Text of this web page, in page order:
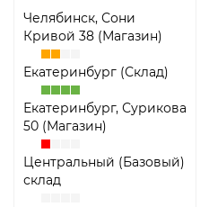
Челябинск, Сони
Кривой 38 (Магазин)
Екатеринбург (Склад)
Екатеринбург, Сурикова
50 (Магазин)
Центральный (Базовый)
склад